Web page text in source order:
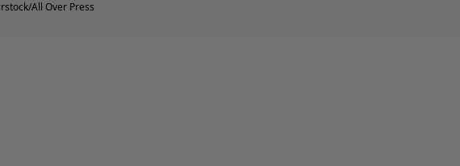
All Over Press